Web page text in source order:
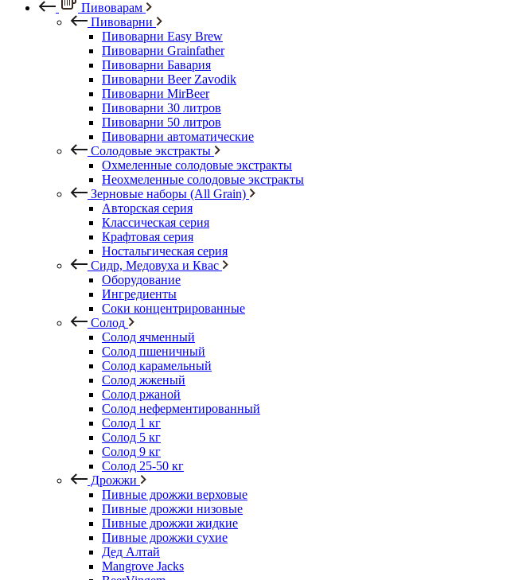
Пивоварам
Пивоварни
Пивоварни Easy Brew
Пивоварни Grainfather
Пивоварни Бавария
Пивоварни Beer Zavodik
Пивоварни MirBeer
Пивоварни 30 литров
Пивоварни 50 литров
Пивоварни автоматические
Солодовые экстракты
Охмеленные солодовые экстракты
Неохмеленные солодовые экстракты
Зерновые наборы (All Grain)
Авторская серия
Классическая серия
Крафтовая серия
Ностальгическая серия
Сидр, Медовуха и Квас
Оборудование
Ингредиенты
Соки концентрированные
Солод
Солод ячменный
Солод пшеничный
Солод карамельный
Солод жженый
Солод ржаной
Солод неферментированный
Солод 1 кг
Солод 5 кг
Солод 9 кг
Солод 25-50 кг
Дрожжи
Пивные дрожжи верховые
Пивные дрожжи низовые
Пивные дрожжи жидкие
Пивные дрожжи сухие
Дед Алтай
Mangrove Jacks